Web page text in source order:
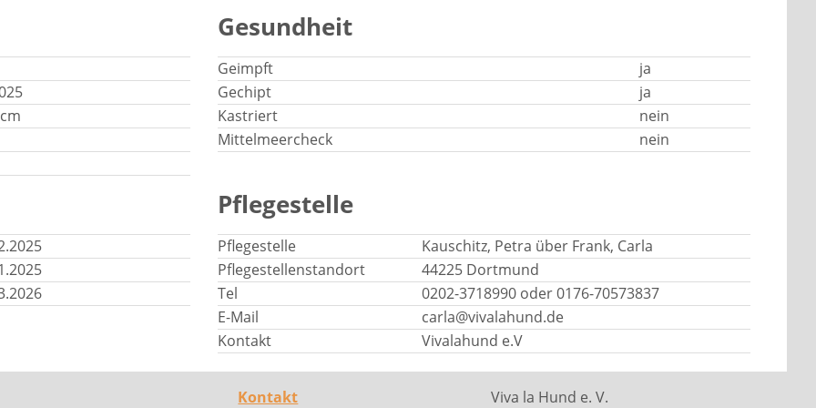
Gesundheit
Geimpft
ja
Gechipt
ja
Kastriert
nein
Mittelmeercheck
nein
Pflegestelle
Pflegestelle
Kauschitz, Petra über Frank, Carla
Pflegestellenstandort
44225 Dortmund
Tel
0202-3718990 oder 0176-70573837
E-Mail
carla@vivalahund.de
Kontakt
Vivalahund e.V
Kontakt Viva la Hund e. V.